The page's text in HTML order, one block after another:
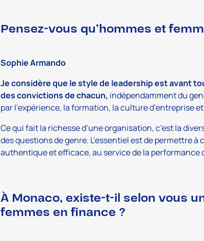
Pensez-vous qu’hommes et
Sophie Armando
Je considère que le style de leadership est avant
des convictions de chacun, indépendamment du
par l’expérience, la formation, la culture d’entreprise
Ce qui fait la richesse d’une organisation, c’est la
des questions de genre. L’essentiel est de permettre
authentique et efficace, au service de la performance
À Monaco, existe-t-il selon vous
femmes en finance ?